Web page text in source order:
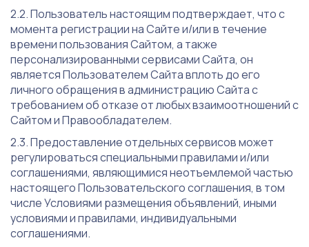
Пользователь настоящим подтверждает, что с
момента регистрации на Сайте и/или в течение
времени пользования Сайтом, а также
персонализированными сервисами Сайта, он
является Пользователем Сайта вплоть до его
личного обращения в администрацию Сайта с
требованием об отказе от любых взаимоотношений с
Сайтом и Правообладателем.
Предоставление отдельных сервисов может
регулироваться специальными правилами и/или
соглашениями, являющимися неотъемлемой частью
настоящего Пользовательского соглашения, в том
числе Условиями размещения объявлений, иными
условиями и правилами, индивидуальными
соглашениями.